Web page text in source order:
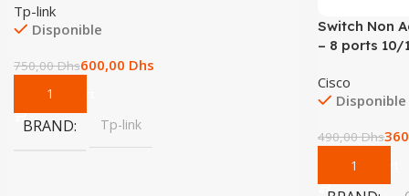
Tp-link
Disponible
750,00Dhs600,00 Dhs
Add To Cart
BRAND Tp-link
Switch Non
– 8 ports 10/
Cisco
Disponible
490,00Dhs
Add To Cart